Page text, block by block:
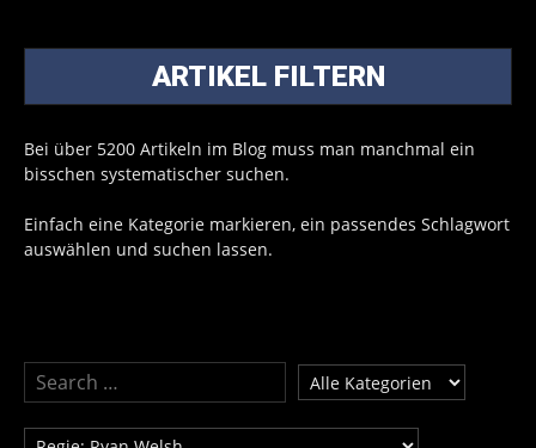
ARTIKEL FILTERN
Bei über 5200 Artikeln im Blog muss man manchmal ein
bisschen systematischer suchen.
Einfach eine Kategorie markieren, ein passendes Schlagwort
auswählen und suchen lassen.